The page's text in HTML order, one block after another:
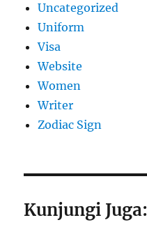
Uncategorized
Uniform
Visa
Website
Women
Writer
Zodiac Sign
Kunjungi Juga: